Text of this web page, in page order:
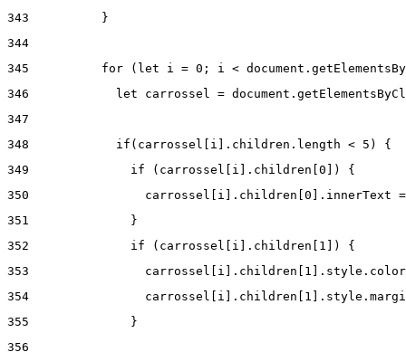
343
          }
344
345
for (let i = 0; i <
346
let carrossel =
347
348
            if(carrossel[i].children.length < 5) {
349
              if (carrossel[i].children[0]) {
350
carrossel[i].children[0].innerText
351
              }
352
              if (carrossel[i].children[1]) {
353
354
355
              }
356